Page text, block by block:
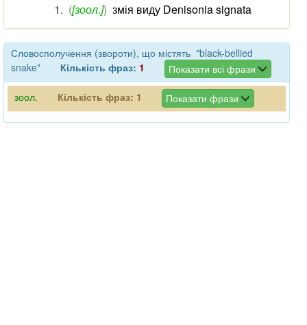
([зоол.]) змія виду Denisonia signata
Словосполучення (звороти), що містять "black-bellied
snake"
Кількість фраз: 1 Показати всі фрази
зоол. Кількість фраз: 1 Показати фрази